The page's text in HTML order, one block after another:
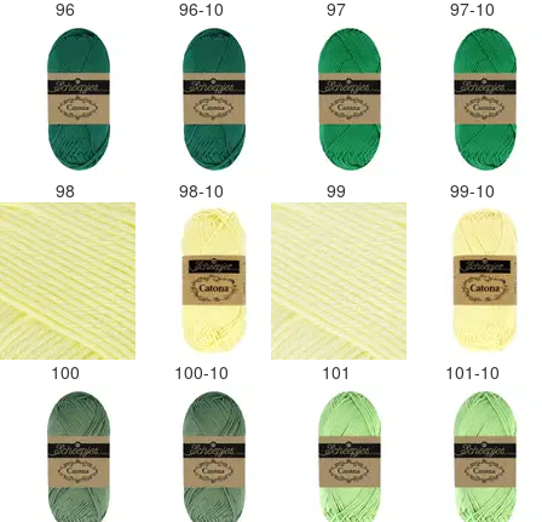
96 96-10 97 97-10
98 98-10 99 99-10
100 100-10 101 101-10